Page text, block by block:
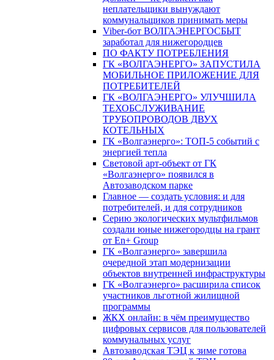
неплательщики вынуждают
коммунальщиков принимать меры
Viber-бот ВОЛГАЭНЕРГОСБЫТ
заработал для нижегородцев
ПО ФАКТУ ПОТРЕБЛЕНИЯ
ГК «ВОЛГАЭНЕРГО» ЗАПУСТИЛА
МОБИЛЬНОЕ ПРИЛОЖЕНИЕ ДЛЯ
ПОТРЕБИТЕЛЕЙ
ГК «ВОЛГАЭНЕРГО» УЛУЧШИЛА
ТЕХОБСЛУЖИВАНИЕ
ТРУБОПРОВОДОВ ДВУХ
КОТЕЛЬНЫХ
ГК «Волгаэнерго»: ТОП-5 событий с
энергией тепла
Световой арт-объект от ГК
«Волгаэнерго» появился в
Автозаводском парке
Главное — создать условия: и для
потребителей, и для сотрудников
Серию экологических мультфильмов
создали юные нижегородцы на грант
от En+ Group
ГК «Волгаэнерго» завершила
очередной этап модернизации
объектов внутренней инфраструктуры
ГК «Волгаэнерго» расширила список
участников льготной жилищной
программы
ЖКХ онлайн: в чём преимущество
цифровых сервисов для пользователей
коммунальных услуг
Автозаводская ТЭЦ к зиме готова